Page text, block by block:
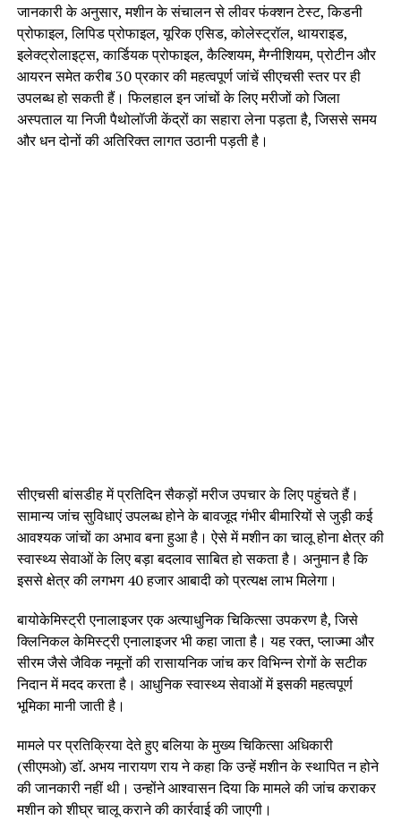
जानकारी के अनुसार, मशीन के संचालन से लीवर फंक्शन टेस्ट, किडनी
प्रोफाइल, लिपिड प्रोफाइल, यूरिक एसिड, कोलेस्ट्रॉल, थायराइड,
इलेक्ट्रोलाइट्स, कार्डियक प्रोफाइल, कैल्शियम, मैग्नीशियम, प्रोटीन और
आयरन समेत करीब 30 प्रकार की महत्वपूर्ण जांचें सीएचसी स्तर पर ही
उपलब्ध हो सकती हैं। फिलहाल इन जांचों के लिए मरीजों को जिला
अस्पताल या निजी पैथोलॉजी केंद्रों का सहारा लेना पड़ता है, जिससे समय
और धन दोनों की अतिरिक्त लागत उठानी पड़ती है।
सीएचसी बांसडीह में प्रतिदिन सैकड़ों मरीज उपचार के लिए पहुंचते हैं।
सामान्य जांच सुविधाएं उपलब्ध होने के बावजूद गंभीर बीमारियों से जुड़ी कई
आवश्यक जांचों का अभाव बना हुआ है। ऐसे में मशीन का चालू होना क्षेत्र की
स्वास्थ्य सेवाओं के लिए बड़ा बदलाव साबित हो सकता है। अनुमान है कि
इससे क्षेत्र की लगभग 40 हजार आबादी को प्रत्यक्ष लाभ मिलेगा।
बायोकेमिस्ट्री एनालाइजर एक अत्याधुनिक चिकित्सा उपकरण है, जिसे
क्लिनिकल केमिस्ट्री एनालाइजर भी कहा जाता है। यह रक्त, प्लाज्मा और
सीरम जैसे जैविक नमूनों की रासायनिक जांच कर विभिन्न रोगों के सटीक
निदान में मदद करता है। आधुनिक स्वास्थ्य सेवाओं में इसकी महत्वपूर्ण
भूमिका मानी जाती है।
मामले पर प्रतिक्रिया देते हुए बलिया के मुख्य चिकित्सा अधिकारी
(सीएमओ) डॉ. अभय नारायण राय ने कहा कि उन्हें मशीन के स्थापित न होने
की जानकारी नहीं थी। उन्होंने आश्वासन दिया कि मामले की जांच कराकर
मशीन को शीघ्र चालू कराने की कार्रवाई की जाएगी।